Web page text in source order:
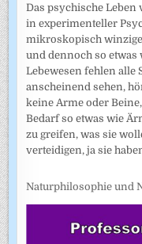
Das psychische
in experimenteller
mikroskopisch
und dennoch so etwas
Lebewesen fehlen alle
anscheinend sehen,
keine Arme oder
Bedarf so etwas wie
zu greifen, was sie
verteidigen, ja sie
Naturphilosophie und